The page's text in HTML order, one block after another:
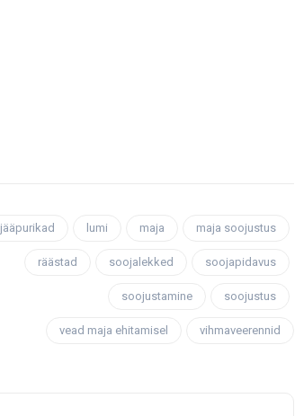
jääpurikad lumi maja maja soojustus
räästad soojalekked soojapidavus
soojustamine soojustus
vead maja ehitamisel vihmaveerennid